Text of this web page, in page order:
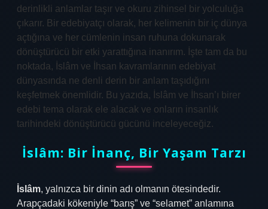
derinlikli anlamlar taşır ve okuru zihinsel bir yolculuğa
çıkarır. Bir edebiyatçı olarak, her kelimenin bir iç dünya
açtığına ve her cümlenin insan ruhuna dokunarak
dönüştürücü bir etki yarattığına inanırım. İşte tam da bu
noktada, İslâm ve İhsan kavramlarının edebiyat
dünyasında ne denli derin bir anlam taşıdığını
keşfetmek önemlidir. Bu yazıda, İslâm ve İhsan’ı birer
edebi tema olarak ele alacak ve onların insanlık
tarihindeki dönüştürücü gücünü inceleyeceğiz.
İslâm: Bir İnanç, Bir Yaşam Tarzı
İslâm, yalnızca bir dinin adı olmanın ötesindedir.
Arapçadaki kökeniyle “barış” ve “selamet” anlamına